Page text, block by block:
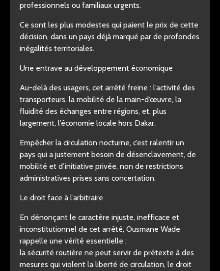
professionnels ou familiaux urgents.
Ce sont les plus modestes qui paient le prix de cette
décision, dans un pays déjà marqué par de profondes
inégalités territoriales.
Une entrave au développement économique
Au-delà des usagers, cet arrêté freine : l’activité des
transporteurs, la mobilité de la main-d’œuvre, la
fluidité des échanges entre régions, et, plus
largement, l’économie locale hors Dakar.
Empêcher la circulation nocturne, c’est ralentir un
pays qui a justement besoin de désenclavement, de
mobilité et d’initiative privée, non de restrictions
administratives prises sans concertation.
Le droit face à l’arbitraire
En dénonçant le caractère injuste, inefficace et
inconstitutionnel de cet arrêté, Ousmane Wade
rappelle une vérité essentielle :
la sécurité routière ne peut servir de prétexte à des
mesures qui violent la liberté de circulation, le droit